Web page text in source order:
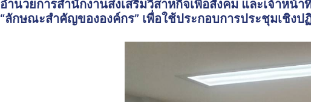
อำนวยการสำนักงานส่งเสริมวิสาหกิจเพื่อสังคม และเจ้าหน้
“ลักษณะสำคัญขององค์กร” เพื่อใช้ประกอบการประชุมเชิง